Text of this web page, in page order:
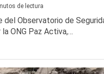
de lectura
del Observatorio de
ONG Paz Activa,…